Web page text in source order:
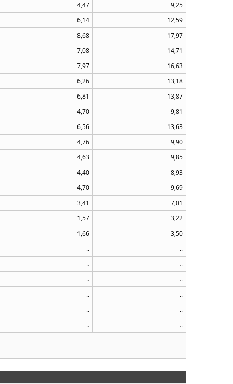
4,47
9,25
6,14
12,59
8,68
17,97
7,08
14,71
7,97
16,63
6,26
13,18
6,81
13,87
4,70
9,81
6,56
13,63
4,76
9,90
4,63
9,85
4,40
8,93
4,70
9,69
3,41
7,01
1,57
3,22
1,66
3,50
..
..
..
..
..
..
..
..
..
..
..
..